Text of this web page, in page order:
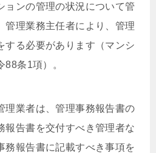
ョンの管理の状況について管
管理業務主任者により、管理
する必要があります（マンシ
88条1項）。
理業者は、管理事務報告書の
報告書を交付すべき管理者な
務報告書に記載すべき事項を